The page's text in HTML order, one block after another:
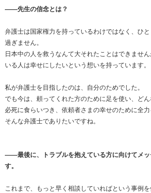
――先生の信念とは？
弁護士は国家権力を持っているわけではなく、ひ
過ぎません。
日本中の人を救うなんて大それたことはできませ
いる人は幸せにしたいという想いを持っています。
私が弁護士を目指したのは、自分のためでした。
でも今は、頼ってくれた方のために足を使い、ど
必死に食らいつき、依頼者さまの幸せのために全力
そんな弁護士でありたいですね。
――最後に、トラブルを抱えている方に向けてメッ
す。
これまで、もっと早く相談していればという事例